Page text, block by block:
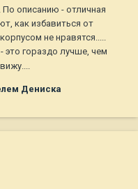
описанию - отличная
как избавиться от
не нравятся.....
это гораздо лучше, чем
Дениска